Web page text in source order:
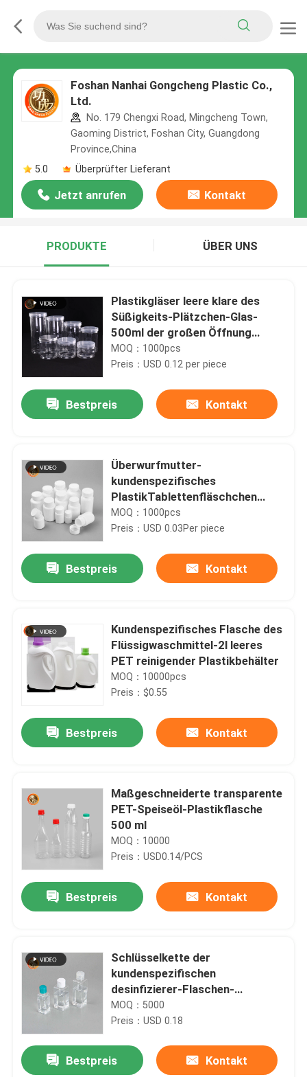
Foshan Nanhai Gongcheng Plastic Co.,
Ltd.
No. 179 Chengxi Road, Mingcheng Town,
Gaoming District, Foshan City, Guangdong
Province,China
5.0
Überprüfter Lieferant
Jetzt anrufen Kontakt
PRODUKTE ÜBER UNS
Plastikgläser leere klare des
Süßigkeits-Plätzchen-Glas-
500ml der großen Öffnung
Nahrungsmittelmit
Schraubverschluss- Deckeln
MOQ：1000pcs
Preis：USD 0.12 per piece
Bestpreis Kontakt
Überwurfmutter-
kundenspezifisches
PlastikTablettenfläschchen
60ml
MOQ：1000pcs
Preis：USD 0.03Per piece
Bestpreis Kontakt
Kundenspezifisches Flasche des
Flüssigwaschmittel-2l leeres
PET reinigender Plastikbehälter
MOQ：10000pcs
Preis：$0.55
Bestpreis Kontakt
Maßgeschneiderte transparente
PET-Speiseöl-Plastikflasche
500 ml
MOQ：10000
Preis：USD0.14/PCS
Bestpreis Kontakt
Schlüsselkette der
kundenspezifischen
desinfizierer-Flaschen-
Handdesinfizierer-Flasche der
Taschen-30ML Plastik
MOQ：5000
Preis：USD 0.18
Bestpreis Kontakt